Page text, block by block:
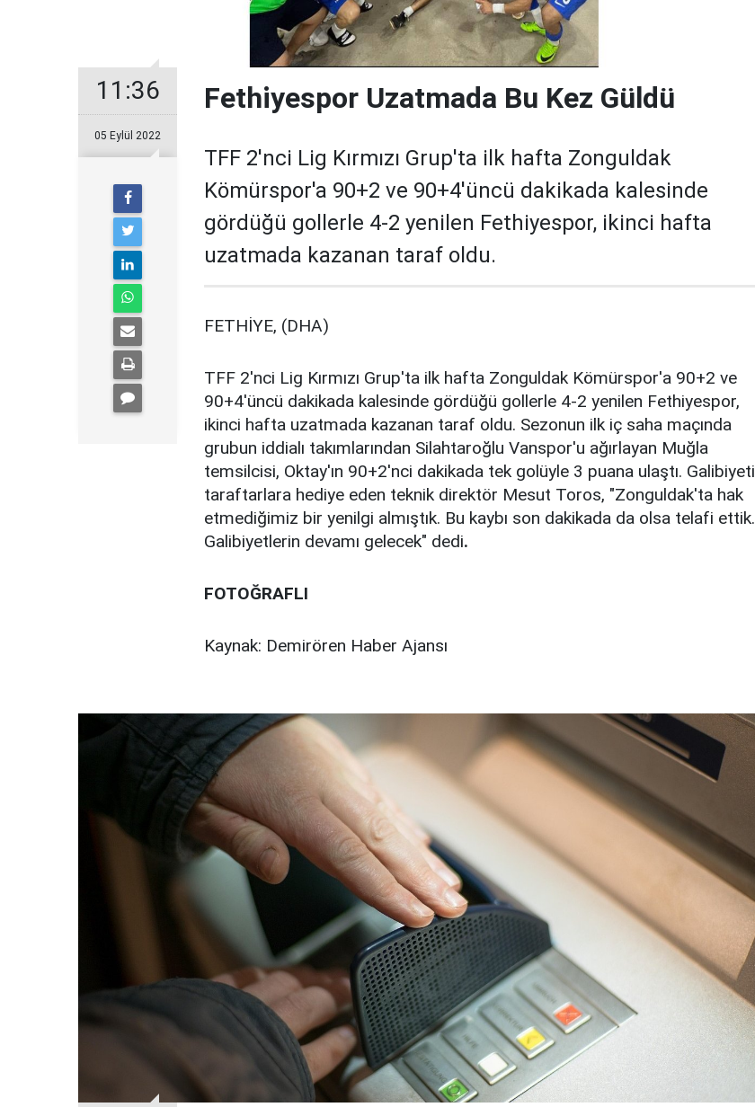
11:36
05 Eylül 2022
Fethiyespor Uzatmada Bu Kez Güldü
TFF 2'nci Lig Kırmızı Grup'ta ilk hafta Zonguldak
Kömürspor'a 90+2 ve 90+4'üncü dakikada kalesinde
gördüğü gollerle 4-2 yenilen Fethiyespor, ikinci hafta
uzatmada kazanan taraf oldu.
FETHİYE, (DHA)
TFF 2'nci Lig Kırmızı Grup'ta ilk hafta Zonguldak Kömürspor'a 90+2 ve
90+4'üncü dakikada kalesinde gördüğü gollerle 4-2 yenilen Fethiyespor,
ikinci hafta uzatmada kazanan taraf oldu. Sezonun ilk iç saha maçında
grubun iddialı takımlarından Silahtaroğlu Vanspor'u ağırlayan Muğla
temsilcisi, Oktay'ın 90+2'nci dakikada tek golüyle 3 puana ulaştı. Galibiyeti
taraftarlara hediye eden teknik direktör Mesut Toros, "Zonguldak'ta hak
etmediğimiz bir yenilgi almıştık. Bu kaybı son dakikada da olsa telafi ettik.
Galibiyetlerin devamı gelecek" dedi.
FOTOĞRAFLI
Kaynak: Demirören Haber Ajansı